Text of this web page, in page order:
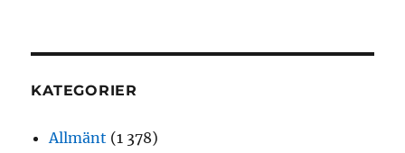
KATEGORIER
Allmänt (1 378)